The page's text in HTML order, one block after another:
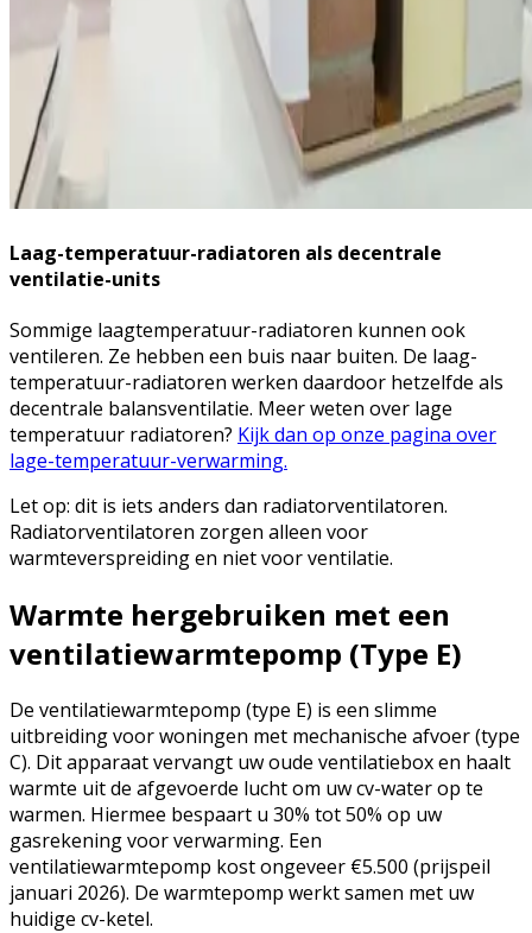
Laag-temperatuur-radiatoren als decentrale
ventilatie-units
Sommige laagtemperatuur-radiatoren kunnen ook
ventileren. Ze hebben een buis naar buiten. De laag-
temperatuur-radiatoren werken daardoor hetzelfde als
decentrale balansventilatie. Meer weten over lage
temperatuur radiatoren? Kijk dan op onze pagina over
lage-temperatuur-verwarming.
Let op: dit is iets anders dan radiatorventilatoren.
Radiatorventilatoren zorgen alleen voor
warmteverspreiding en niet voor ventilatie.
Warmte hergebruiken met een
ventilatiewarmtepomp (Type E)
De ventilatiewarmtepomp (type E) is een slimme
uitbreiding voor woningen met mechanische afvoer (type
C). Dit apparaat vervangt uw oude ventilatiebox en haalt
warmte uit de afgevoerde lucht om uw cv-water op te
warmen. Hiermee bespaart u 30% tot 50% op uw
gasrekening voor verwarming. Een
ventilatiewarmtepomp kost ongeveer €5.500 (prijspeil
januari 2026). De warmtepomp werkt samen met uw
huidige cv-ketel.